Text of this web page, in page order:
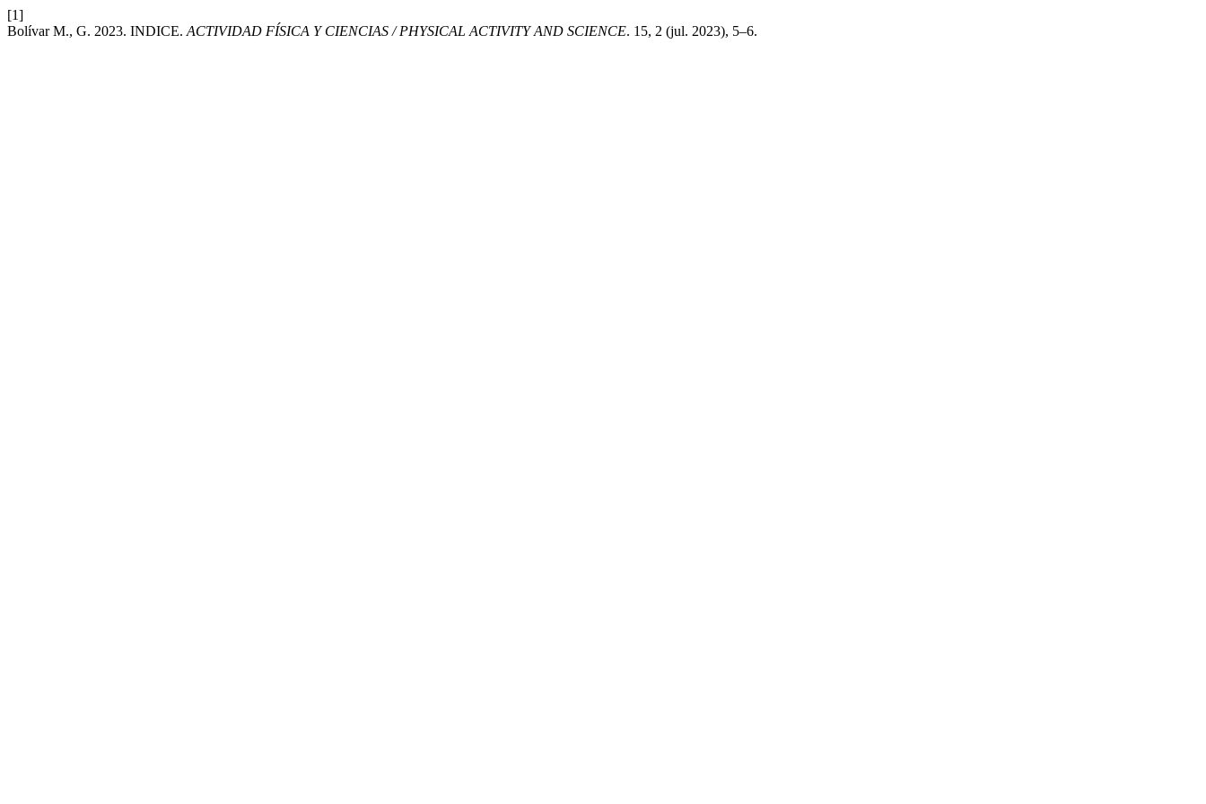
[1]
Bolívar M., G. 2023. INDICE. ACTIVIDAD FÍSICA Y CIENCIAS / PHYSICAL ACTIVITY AND SCIENCE. 15, 2 (jul. 2023), 5–6.